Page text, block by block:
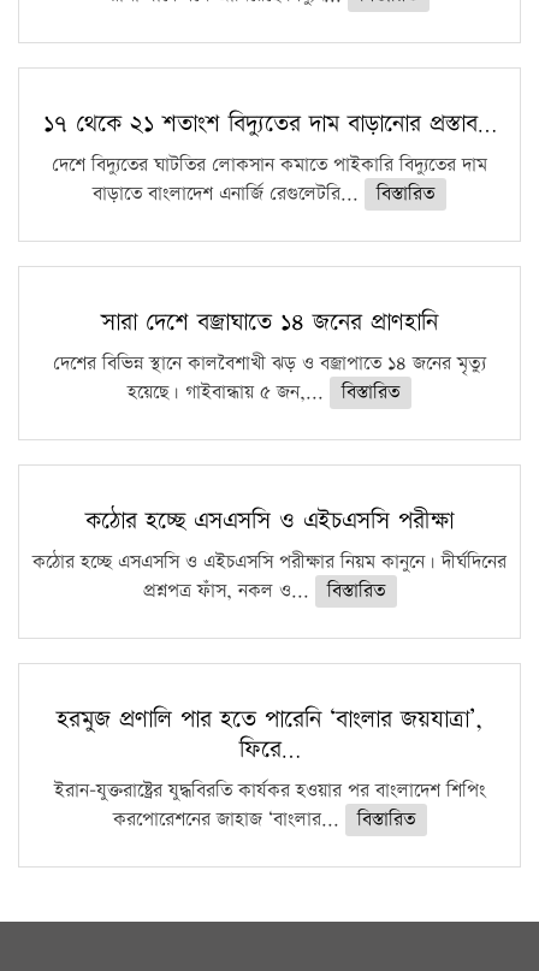
১৭ থেকে ২১ শতাংশ বিদ্যুতের দাম বাড়ানোর প্রস্তাব…
দেশে বিদ্যুতের ঘাটতির লোকসান কমাতে পাইকারি বিদ্যুতের দাম
বাড়াতে বাংলাদেশ এনার্জি রেগুলেটরি...
বিস্তারিত
সারা দেশে বজ্রাঘাতে ১৪ জনের প্রাণহানি
দেশের বিভিন্ন স্থানে কালবৈশাখী ঝড় ও বজ্রাপাতে ১৪ জনের মৃত্যু
হয়েছে। গাইবান্ধায় ৫ জন,...
বিস্তারিত
কঠোর হচ্ছে এসএসসি ও এইচএসসি পরীক্ষা
কঠোর হচ্ছে এসএসসি ও এইচএসসি পরীক্ষার নিয়ম কানুনে। দীর্ঘদিনের
প্রশ্নপত্র ফাঁস, নকল ও...
বিস্তারিত
হরমুজ প্রণালি পার হতে পারেনি ‘বাংলার জয়যাত্রা’,
ফিরে…
ইরান-যুক্তরাষ্ট্রের যুদ্ধবিরতি কার্যকর হওয়ার পর বাংলাদেশ শিপিং
করপোরেশনের জাহাজ ‘বাংলার...
বিস্তারিত